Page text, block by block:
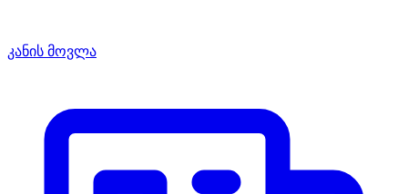
კანის მოვლა